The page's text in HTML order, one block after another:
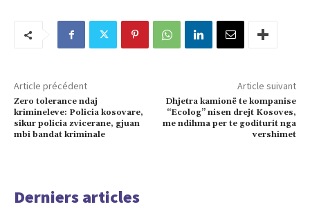
Article précédent
Zero tolerance ndaj
krimineleve: Policia kosovare,
sikur policia zvicerane, gjuan
mbi bandat kriminale
Article suivant
Dhjetra kamionë te kompanise
“Ecolog” nisen drejt Kosoves,
me ndihma per te goditurit nga
vershimet
Derniers articles